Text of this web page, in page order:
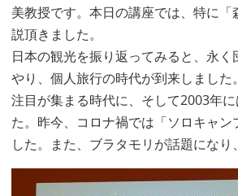
美教授です。本日の講座では、特に
説頂きました。
日本の観光を振り返ってみると、永
やり、個人旅行の時代が到来しまし
注目が集まる時代に、そして2003年
た。昨今、コロナ禍では「ソロキャ
した。また、ブラタモリが話題にな